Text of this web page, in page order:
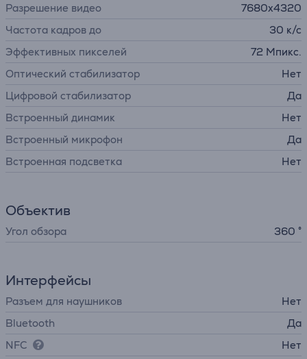
Разрешение видео
7680x4320
Частота кадров до
30 к/с
Эффективных пикселей
72 Мпикс.
Оптический стабилизатор
Нет
Цифровой стабилизатор
Да
Встроенный динамик
Нет
Встроенный микрофон
Да
Встроенная подсветка
Нет
Объектив
Угол обзора 360 °
Интерфейсы
Разъем для наушников
Нет
Bluetooth
Да
NFC
Нет